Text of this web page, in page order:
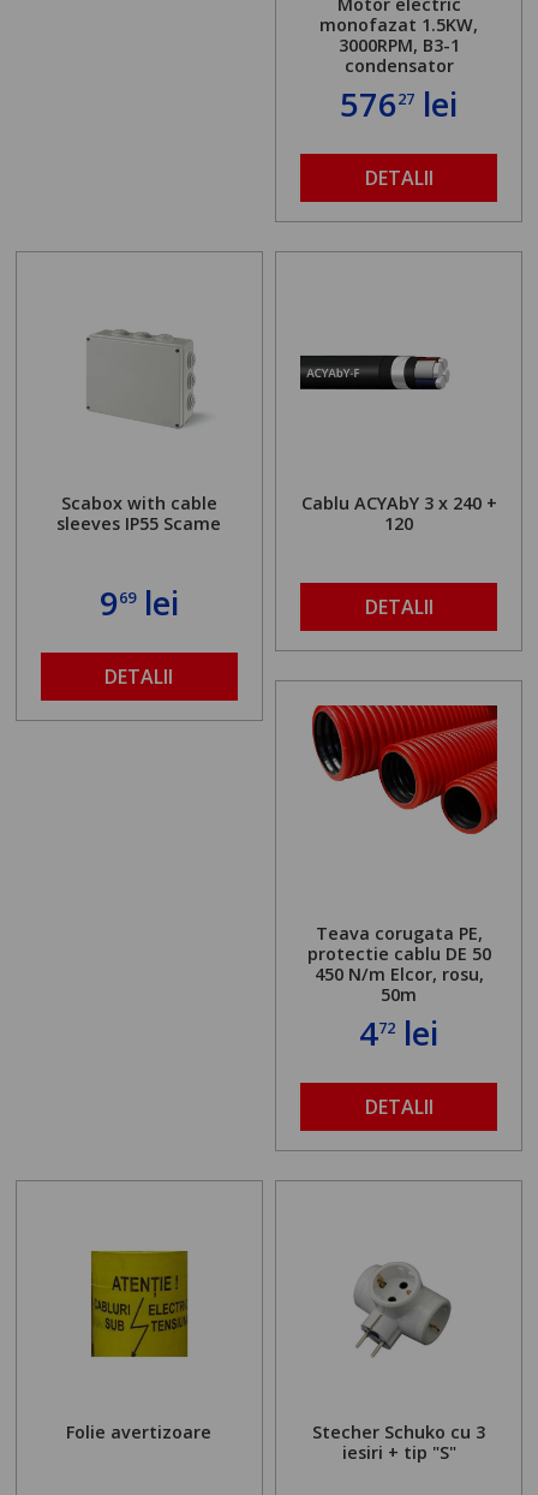
monofazat 1.5KW,
3000RPM, B3-1
condensator
57627 lei
DETALII
Scabox with cable
sleeves IP55 Scame
969lei
DETALII
Cablu ACYAbY 3 x 240 +
120
DETALII
Teava corugata PE,
protectie cablu DE 50
450 N/m Elcor, rosu,
50m
472 lei
DETALII
Folie avertizoare
Stecher Schuko cu 3
iesiri + tip "S"